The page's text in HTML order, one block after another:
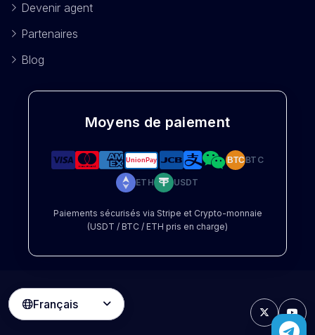
Devenir agent
Partenaires
Blog
Moyens de paiement
BTCBTC
ETH USDT
Paiements sécurisés via Stripe et Crypto-monnaie
(USDT / BTC / ETH pris en charge)
Français 